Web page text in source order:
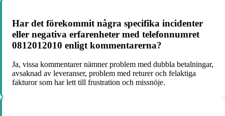
Har det förekommit några specifika incidenter
eller negativa erfarenheter med telefonnumret
0812012010 enligt kommentarerna?
Ja, vissa kommentarer nämner problem med dubbla betalningar,
avsaknad av leveranser, problem med returer och felaktiga
fakturor som har lett till frustration och missnöje.